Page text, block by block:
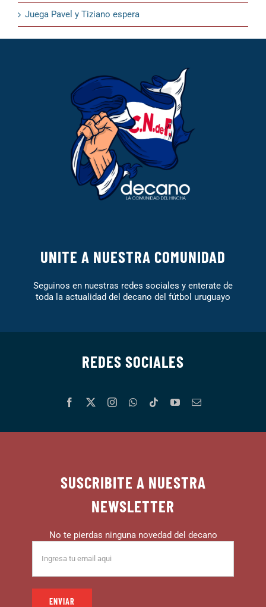
Juega Pavel y Tiziano espera
UNITE A NUESTRA COMUNIDAD
Seguinos en nuestras redes sociales y enterate de
toda la actualidad del decano del fútbol uruguayo
REDES SOCIALES
SUSCRIBITE A NUESTRA
NEWSLETTER
No te pierdas ninguna novedad del decano